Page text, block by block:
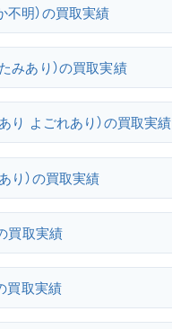
不明）の買取実績
みあり）の買取実績
り よごれあり）の買取実績
り）の買取実績
買取実績
買取実績